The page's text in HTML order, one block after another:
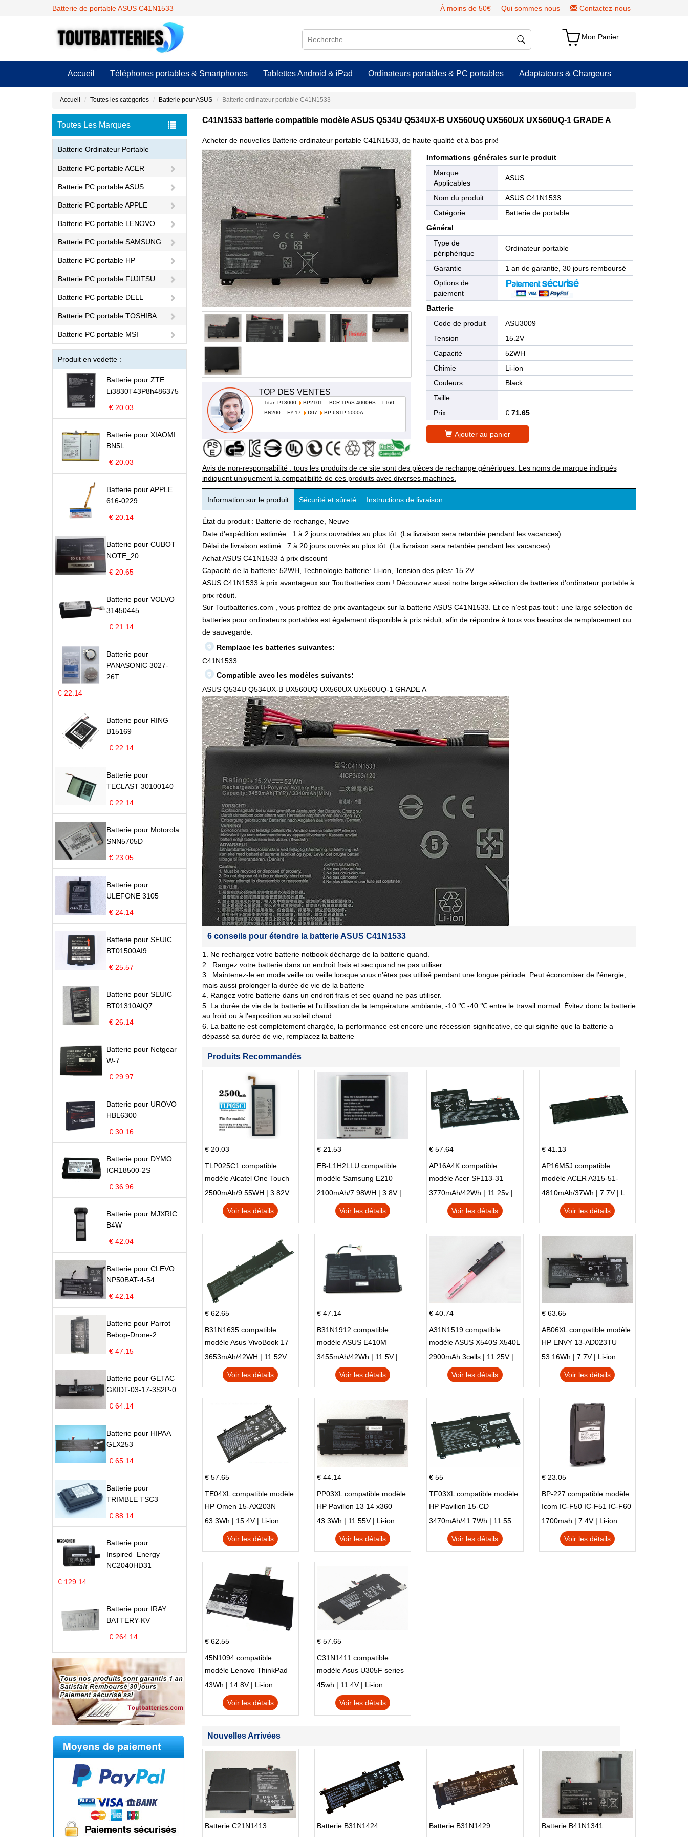
Batterie de portable ASUS C41N1533 À moins de 50€ Qui sommes nous Contactez-nous
Mon Panier
Accueil Téléphones portables & Smartphones Tablettes Android & iPad Ordinateurs portables & PC portables Adaptateurs & Chargeurs
Accueil Toutes les catégories Batterie pour ASUS Batterie ordinateur portable C41N1533
Toutes Les Marques
Batterie Ordinateur Portable
Batterie PC portable ACER
Batterie PC portable ASUS
Batterie PC portable APPLE
Batterie PC portable LENOVO
Batterie PC portable SAMSUNG
Batterie PC portable HP
Batterie PC portable FUJITSU
Batterie PC portable DELL
Batterie PC portable TOSHIBA
Batterie PC portable MSI
Produit en vedette :
Batterie pour ZTE
Li3830T43P8h486375
€ 20.03
Batterie pour XIAOMI
BN5L
€ 20.03
Batterie pour APPLE
616-0229
€ 20.14
Batterie pour CUBOT
NOTE_20
€ 20.65
Batterie pour VOLVO
31450445
€ 21.14
Batterie pour
PANASONIC 3027-
26T
€ 22.14
Batterie pour RING
B15169
€ 22.14
Batterie pour
TECLAST 30100140
€ 22.14
Batterie pour Motorola
SNN5705D
€ 23.05
Batterie pour
ULEFONE 3105
€ 24.14
Batterie pour SEUIC
BT01500AI9
€ 25.57
Batterie pour SEUIC
BT01310AIQ7
€ 26.14
Batterie pour Netgear
W-7
€ 29.97
Batterie pour UROVO
HBL6300
€ 30.16
Batterie pour DYMO
ICR18500-2S
€ 36.96
Batterie pour MJXRIC
B4W
€ 42.04
Batterie pour CLEVO
NP50BAT-4-54
€ 42.14
Batterie pour Parrot
Bebop-Drone-2
€ 47.15
Batterie pour GETAC
GKIDT-03-17-3S2P-0
€ 64.14
Batterie pour HIPAA
GLX253
€ 65.14
Batterie pour
TRIMBLE TSC3
€ 88.14
Batterie pour
Inspired_Energy
NC2040HD31
€ 129.14
Batterie pour IRAY
BATTERY-KV
€ 264.14
C41N1533 batterie compatible modèle ASUS Q534U Q534UX-B UX560UQ UX560UX UX560UQ-1 GRADE A
Acheter de nouvelles Batterie ordinateur portable C41N1533, de haute qualité et à bas prix!
TOP DES VENTES
Titan-P13000 BP2101 BCR-1P6S-4000HS
LT60
BN200
FY-17 D07 BP-6S1P-5000A
Informations générales sur le produit
Marque
Applicables
ASUS
Nom du produit
ASUS C41N1533
Catégorie
Batterie de portable
Général
Type de
périphérique
Ordinateur portable
Garantie
1 an de garantie, 30 jours remboursé
Options de
paiement
Batterie
Code de produit
ASU3009
Tension
15.2V
Capacité
52WH
Chimie
Li-ion
Couleurs
Black
Taille
Prix
€71.65
Ajouter au panier
Avis de non-responsabilité : tous les produits de ce site sont des pièces de rechange génériques. Les noms de marque indiqués
indiquent uniquement la compatibilité de ces produits avec diverses machines.
Information sur le produit Sécurité et sûreté Instructions de livraison
État du produit : Batterie de rechange, Neuve
Date d'expédition estimée : 1 à 2 jours ouvrables au plus tôt. (La livraison sera retardée pendant les vacances)
Délai de livraison estimé : 7 à 20 jours ouvrés au plus tôt. (La livraison sera retardée pendant les vacances)
Achat ASUS C41N1533 à prix discount
Capacité de la batterie: 52WH, Technologie batterie: Li-ion, Tension des piles: 15.2V.
ASUS C41N1533 à prix avantageux sur Toutbatteries.com ! Découvrez aussi notre large sélection de batteries d’ordinateur portable à
prix réduit.
Sur Toutbatteries.com , vous profitez de prix avantageux sur la batterie ASUS C41N1533. Et ce n’est pas tout : une large sélection de
batteries pour ordinateurs portables est également disponible à prix réduit, afin de répondre à tous vos besoins de remplacement ou
de sauvegarde.
Remplace les batteries suivantes:
C41N1533
Compatible avec les modèles suivants:
ASUS Q534U Q534UX-B UX560UQ UX560UX UX560UQ-1 GRADE A
6 conseils pour étendre la batterie ASUS C41N1533
1. Ne rechargez votre batterie notbook décharge de la batterie quand.
2 . Rangez votre batterie dans un endroit frais et sec quand ne pas utiliser.
3 . Maintenez-le en mode veille ou veille lorsque vous n'êtes pas utilisé pendant une longue période. Peut économiser de l'énergie,
mais aussi prolonger la durée de vie de la batterie
4. Rangez votre batterie dans un endroit frais et sec quand ne pas utiliser.
5. La durée de vie de la batterie et l'utilisation de la température ambiante, -10 ℃ -40 ℃ entre le travail normal. Évitez donc la batterie
au froid ou à l'exposition au soleil chaud.
6. La batterie est complètement chargée, la performance est encore une récession significative, ce qui signifie que la batterie a
dépassé sa durée de vie, remplacez la batterie
Produits Recommandés
€ 20.03
TLP025C1 compatible
modèle Alcatel One Touch
Pop 4 Plus OT-5056D
2500mAh/9.55WH | 3.82V | Li-ion ...
Voir les détails
€ 21.53
EB-L1H2LLU compatible
modèle Samsung E210
E210K i939
Voir les détails
€ 57.64
AP16A4K compatible
modèle Acer SF113-31
AO1-132 NE132
Voir les détails
€ 41.13
AP16M5J compatible
modèle ACER A315-51-
51SL N17Q1 SERIES
Voir les détails
€ 62.65
B31N1635 compatible
modèle Asus VivoBook 17
X705NC X705UA X705UV
X705UN X705UD
Voir les détails
€ 47.14
B31N1912 compatible
modèle ASUS E410M
E410MA L410MA
Voir les détails
€ 40.74
A31N1519 compatible
modèle ASUS X540S X540L
X540LA-SI302 X540SA
X540S
Voir les détails
€ 63.65
AB06XL compatible modèle
HP ENVY 13-AD023TU
HSTNN-DB8C 921438-855
TPN-I128
53.16Wh | 7.7V | Li-ion ...
Voir les détails
€ 57.65
TE04XL compatible modèle
HP Omen 15-AX203N
Omen 15 Series Pavilion 15
Series
63.3Wh | 15.4V | Li-ion ...
Voir les détails
€ 44.14
PP03XL compatible modèle
HP Pavilion 13 14 x360
L83388-AC1 L83388-421
HSTNN-LB8S M01118-421
M01144-005 13-BB 14-DV
43.3Wh | 11.55V | Li-ion ...
Voir les détails
€ 55
TF03XL compatible modèle
HP Pavilion 15-CD
Voir les détails
€ 23.05
BP-227 compatible modèle
Icom IC-F50 IC-F51 IC-F60
IC-F61 IC-M87
1700mah | 7.4V | Li-ion ...
Voir les détails
€ 62.55
45N1094 compatible
modèle Lenovo ThinkPad
Edge S230u Twist
43Wh | 14.8V | Li-ion ...
Voir les détails
€ 57.65
C31N1411 compatible
modèle Asus U305F series
45wh | 11.4V | Li-ion ...
Voir les détails
Nouvelles Arrivées
Batterie C21N1413
Batterie B31N1424
Batterie B31N1429
Batterie B41N1341